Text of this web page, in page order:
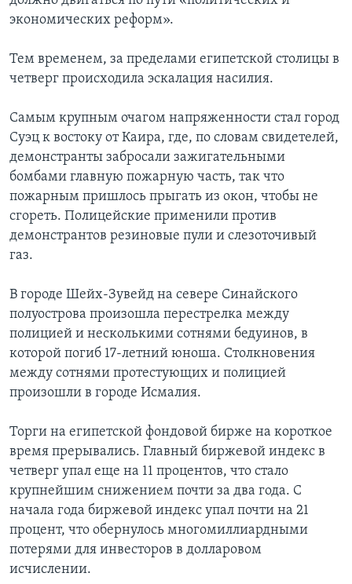
экономических реформ».
Тем временем, за пределами египетской столицы в
четверг происходила эскалация насилия.
Самым крупным очагом напряженности стал город
Суэц к востоку от Каира, где, по словам свидетелей,
демонстранты забросали зажигательными
бомбами главную пожарную часть, так что
пожарным пришлось прыгать из окон, чтобы не
сгореть. Полицейские применили против
демонстрантов резиновые пули и слезоточивый
газ.
В городе Шейх-Зувейд на севере Синайского
полуострова произошла перестрелка между
полицией и несколькими сотнями бедуинов, в
которой погиб 17-летний юноша. Столкновения
между сотнями протестующих и полицией
произошли в городе Исмалия.
Торги на египетской фондовой бирже на короткое
время прерывались. Главный биржевой индекс в
четверг упал еще на 11 процентов, что стало
крупнейшим снижением почти за два года. С
начала года биржевой индекс упал почти на 21
процент, что обернулось многомиллиардными
потерями для инвесторов в долларовом
исчислении.